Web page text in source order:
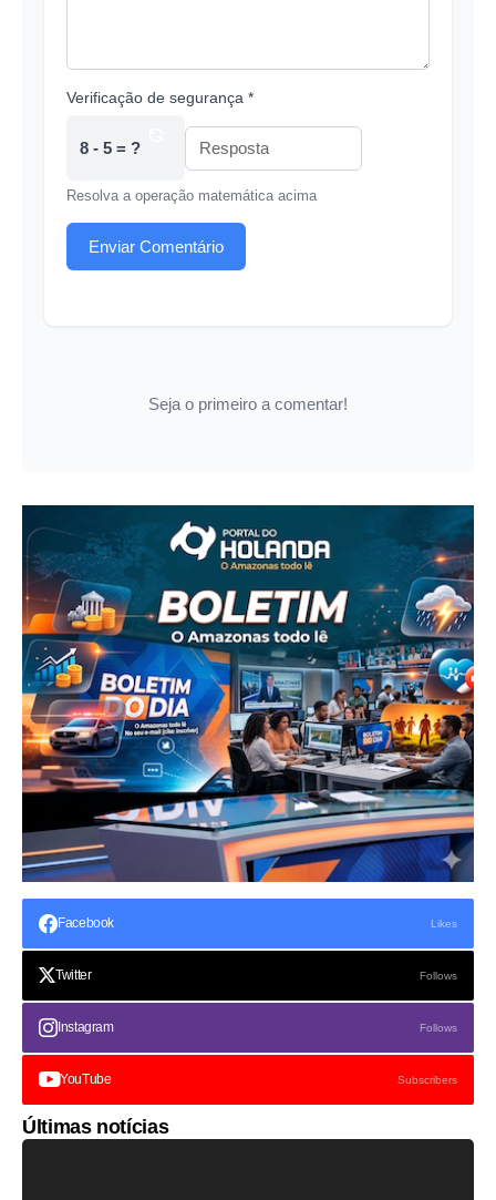
Verificação de segurança *
8 - 5 = ?
Resolva a operação matemática acima
Enviar Comentário
Seja o primeiro a comentar!
Facebook Likes
Twitter Follows
Instagram Follows
YouTube Subscribers
Últimas notícias